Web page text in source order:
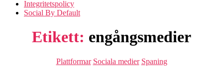
Integritetspolicy
Social By Default
Etikett: engångsmedier
Kategorier
Plattformar Sociala medier Spaning